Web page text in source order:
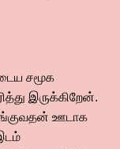
சமூக
இருக்கிறேன்.
ஊடாக